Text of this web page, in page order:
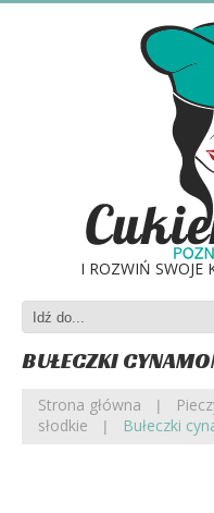
I ROZWIŃ SWOJE
BUŁECZKI
Strona główna
słodkie
Bułeczki